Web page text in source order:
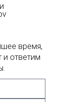
время,
и ответим